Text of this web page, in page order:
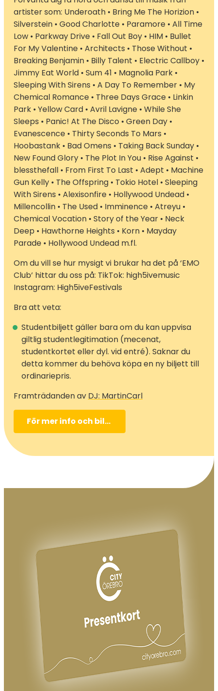
artister som: Underoath • Bring Me The Horizion •
Silverstein • Good Charlotte • Paramore • All Time
Low • Parkway Drive • Fall Out Boy • HIM • Bullet
For My Valentine • Architects • Those Without •
Breaking Benjamin • Billy Talent • Electric Callboy •
Jimmy Eat World • Sum 41 • Magnolia Park •
Sleeping With Sirens • A Day To Remember • My
Chemical Romance • Three Days Grace • Linkin
Park • Yellow Card • Avril Lavigne • While She
Sleeps • Panic! At The Disco • Green Day •
Evanescence • Thirty Seconds To Mars •
Hoobastank • Bad Omens • Taking Back Sunday •
New Found Glory • The Plot In You • Rise Against •
blessthefall • From First To Last • Adept • Machine
Gun Kelly • The Offspring • Tokio Hotel • Sleeping
With Sirens • Alexisonfire • Hollywood Undead •
Millencollin • The Used • Imminence • Atreyu •
Chemical Vocation • Story of the Year • Neck
Deep • Hawthorne Heights • Korn • Mayday
Parade • Hollywood Undead m.fl.
Om du vill se hur mysigt vi brukar ha det på ‘EMO
Club’ hittar du oss på: TikTok: high5ivemusic
Instagram: High5iveFestivals
Bra att veta:
Studentbiljett gäller bara om du kan uppvisa
giltlig studentlegitimation (mecenat,
studentkortet eller dyl. vid entré). Saknar du
detta kommer du behöva köpa en ny biljett till
ordinariepris.
Framträdanden av DJ: MartinCarl
För mer info och biljettköp